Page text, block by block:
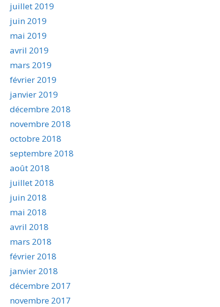
juillet 2019
juin 2019
mai 2019
avril 2019
mars 2019
février 2019
janvier 2019
décembre 2018
novembre 2018
octobre 2018
septembre 2018
août 2018
juillet 2018
juin 2018
mai 2018
avril 2018
mars 2018
février 2018
janvier 2018
décembre 2017
novembre 2017